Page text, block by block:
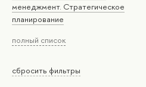
менеджмент. Стратегическое
планирование
полный список
сбросить фильтры